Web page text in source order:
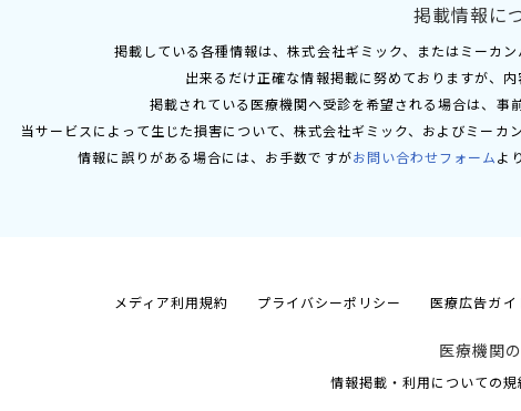
掲載情報に
掲載している各種情報は、株式会社ギミック、またはミーカ
出来るだけ正確な情報掲載に努めておりますが、
掲載されている医療機関へ受診を希望される場合は、事
当サービスによって生じた損害について、株式会社ギミック、およびミーカ
情報に誤りがある場合には、お手数ですがお問い合わせフォームよ
メディア利用規約 プライバシーポリシー 医療広告ガ
医療機関
情報掲載・利用についての規